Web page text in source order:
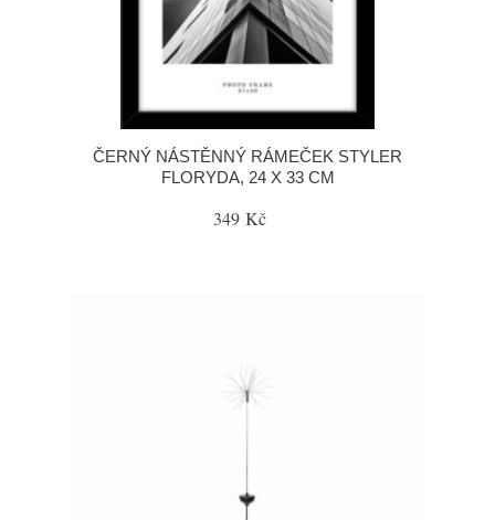
ČERNÝ NÁSTĚNNÝ RÁMEČEK STYLER
FLORYDA, 24 X 33 CM
349 Kč